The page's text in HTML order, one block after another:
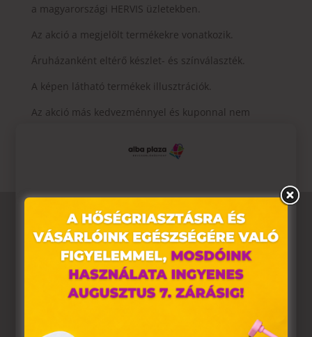
a magyarországi HERVIS üzletekben.
Az akció a megjelölt termékekre vonatkozik.
Áruházanként eltérő készlet- és színválaszték.
A képen látható termékek illusztrációk.
Az akció más kedvezménnyel és kuponnal nem
Ez az oldal sütiket használ
Weboldalunkon „cookie"-kat (továbbiakban „süti")
alkalmazunk. Ezek olyan fájlok, melyek információt tárolnak
webes böngészőjében. Ehhez az Ön hozzájárulása
szükséges.
A „sütiket" az elektronikus hírközlésről szóló 2003. évi C.
törvény, az elektronikus kereskedelmi szolgáltatások, az
információs társadalommal összefüggő szolgáltatások